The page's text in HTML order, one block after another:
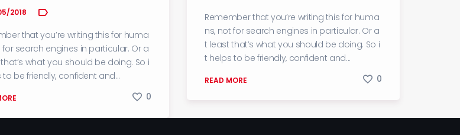
2018
that you’re writing this for huma
for search engines in particular. Or a
what you should be doing. So i
to be friendly, confident and...
0
Remember that you’re writing this for huma
ns, not for search engines in particular. Or a
t least that’s what you should be doing. So i
t helps to be friendly, confident and...
READ MORE 0